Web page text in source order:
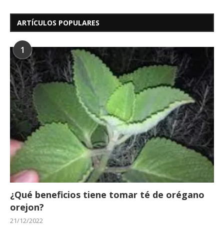
ARTÍCULOS POPULARES
1
¿Qué beneficios tiene tomar té de orégano
orejon?
21/12/2022